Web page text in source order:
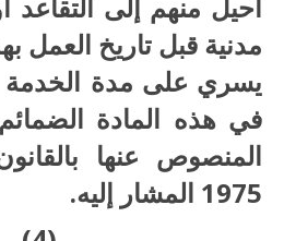
مدنية قبل تاريخ العمل
يسري على مدة الخدمة
في هذه المادة الضمائم
1975 المشار إليه.